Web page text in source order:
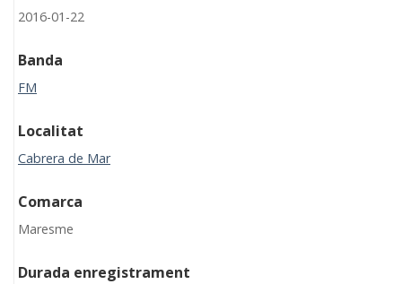
2016-01-22
Banda
FM
Localitat
Cabrera de Mar
Comarca
Maresme
Durada enregistrament